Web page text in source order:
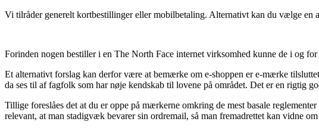
Vi tilråder generelt kortbestillinger eller mobilbetaling. Alternativt kan du vælge en
Forinden nogen bestiller i en The North Face internet virksomhed kunne de i og
Et alternativt forslag kan derfor være at bemærke om e-shoppen er e-mærke
da ses til af fagfolk som har nøje kendskab til lovene på området. Det er en rigtig
Tillige foreslåes det at du er oppe på mærkerne omkring de mest basale
relevant, at man stadigvæk bevarer sin ordremail, så man fremadrettet kan vidne